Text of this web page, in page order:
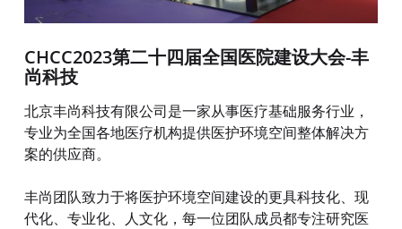
CHCC2023第二十四届全国医院建设大会-丰
尚科技
北京丰尚科技有限公司是一家从事医疗基础服务行业，
专业为全国各地医疗机构提供医护环境空间整体解决方
案的供应商。
丰尚团队致力于将医护环境空间建设的更具科技化、现
代化、专业化、人文化，每一位团队成员都专注研究医